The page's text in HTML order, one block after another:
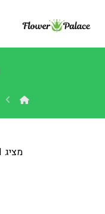
מציג 1–6 מתוך 35 תוצאות